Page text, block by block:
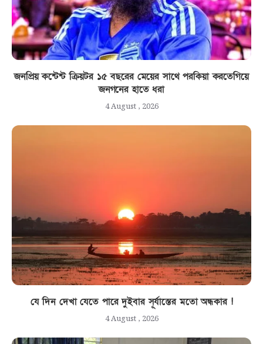
জনপ্রিয় কন্টেন্ট ক্রিয়টর ১৫ বছরের মেয়ের সাথে পরকিয়া করতেগিয়ে
জনগনের হাতে ধরা
4 August , 2026
যে দিন দেখা যেতে পারে দুইবার সূর্যাস্তের মতো অন্ধকার !
4 August , 2026